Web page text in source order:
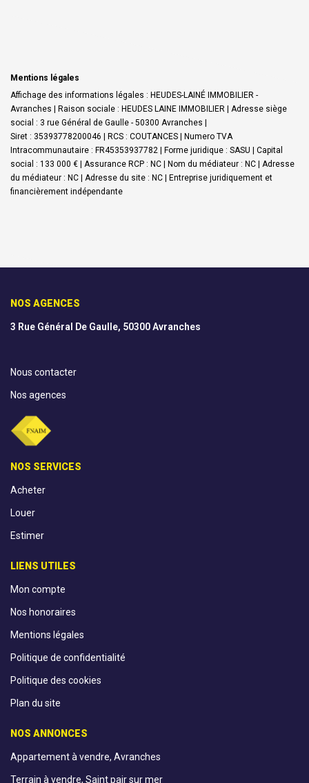
Mentions légales
Affichage des informations légales : HEUDES-LAINÉ IMMOBILIER -
Avranches | Raison sociale : HEUDES LAINE IMMOBILIER | Adresse siège
social : 3 rue Général de Gaulle - 50300 Avranches |
Siret : 35393778200046 | RCS : COUTANCES | Numero TVA
Intracommunautaire : FR45353937782 | Forme juridique : SASU | Capital
social : 133 000 € | Assurance RCP : NC | Nom du médiateur : NC | Adresse
du médiateur : NC | Adresse du site : NC | Entreprise juridiquement et
financièrement indépendante
NOS AGENCES
3 Rue Général De Gaulle, 50300 Avranches
Nous contacter
Nos agences
NOS SERVICES
Acheter
Louer
Estimer
LIENS UTILES
Mon compte
Nos honoraires
Mentions légales
Politique de confidentialité
Politique des cookies
Plan du site
NOS ANNONCES
Appartement à vendre, Avranches
Terrain à vendre, Saint pair sur mer